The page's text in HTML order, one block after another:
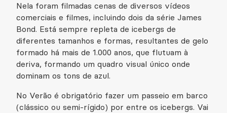
Nela foram filmadas cenas de diversos vídeos
comerciais e filmes, incluindo dois da série James
Bond. Está sempre repleta de icebergs de
diferentes tamanhos e formas, resultantes de gelo
formado há mais de 1.000 anos, que flutuam à
deriva, formando um quadro visual único onde
dominam os tons de azul.
No Verão é obrigatório fazer um passeio em barco
(clássico ou semi-rígido) por entre os icebergs. Vai